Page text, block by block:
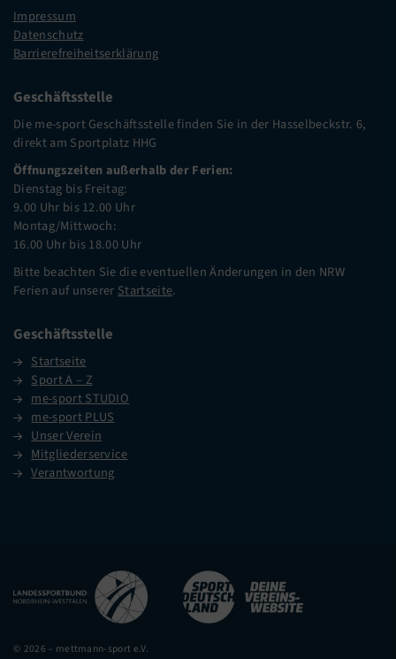
Impressum
Datenschutz
Barrierefreiheitserklärung
Geschäftsstelle
Die me-sport Geschäftsstelle finden Sie in der Hasselbeckstr. 6,
direkt am Sportplatz HHG
Öffnungszeiten außerhalb der Ferien:
Dienstag bis Freitag:
9.00 Uhr bis 12.00 Uhr
Montag/Mittwoch:
16.00 Uhr bis 18.00 Uhr
Bitte beachten Sie die eventuellen Änderungen in den NRW
Ferien auf unserer Startseite.
Geschäftsstelle
Startseite
Sport A – Z
me-sport STUDIO
me-sport PLUS
Unser Verein
Mitgliederservice
Verantwortung
© 2026 – mettmann-sport e.V.